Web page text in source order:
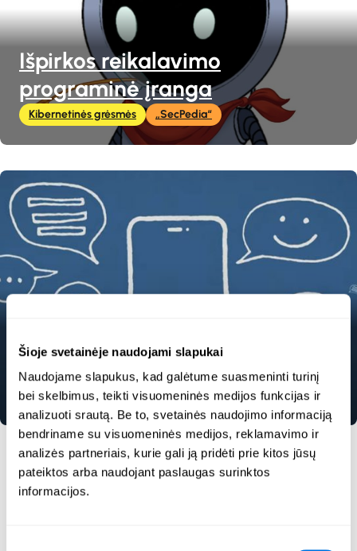
Šioje svetainėje naudojami slapukai
Naudojame slapukus, kad galėtume suasmeninti turinį
bei skelbimus, teikti visuomeninės medijos funkcijas ir
analizuoti srautą. Be to, svetainės naudojimo informaciją
bendriname su visuomeninės medijos, reklamavimo ir
analizės partneriais, kurie gali ją pridėti prie kitos jūsų
pateiktos arba naudojant paslaugas surinktos
informacijos.
Išpirkos reikalavimo
programinė įranga
Kibernetinės grėsmės „SecPedia“
Scams, Blink and You’ll Miss
Them
Kibernetinės grėsmės Garso įrašas Vaizdo įrašas